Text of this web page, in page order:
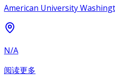
American University
N/A
阅读更多